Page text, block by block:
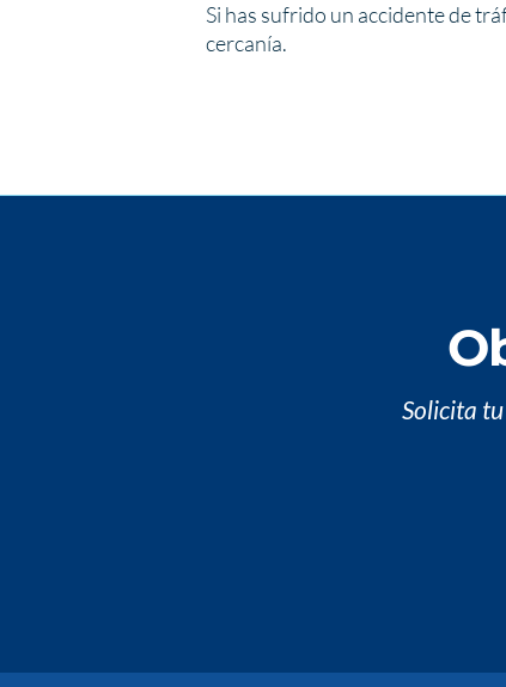
Si has sufrido un accidente de
cercanía.
Solicita